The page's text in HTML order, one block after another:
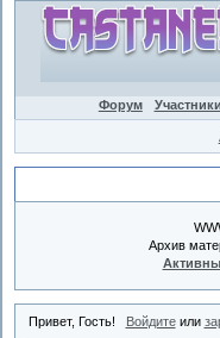
Форум Участники
Архив
Привет, Гость! Войдитеили